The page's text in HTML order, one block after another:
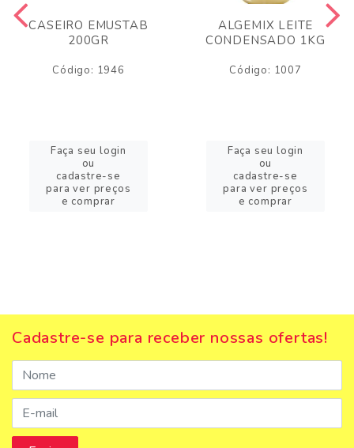
CASEIRO EMUSTAB
200GR
Código: 1946
Faça seu login
ou
cadastre-se
para ver preços
e comprar
ALGEMIX LEITE
CONDENSADO 1KG
Código: 1007
Faça seu login
ou
cadastre-se
para ver preços
e comprar
Cadastre-se para receber nossas ofertas!